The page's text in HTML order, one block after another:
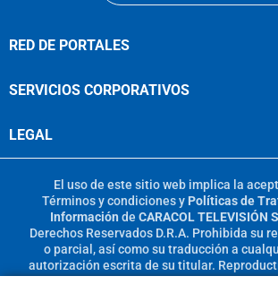
RED DE PORTALES
SERVICIOS CORPORATIVOS
LEGAL
El uso de este sitio web implica la
Términos y condicionesy Políticas de
Información de CARACOL TELEVISIÓN
Derechos Reservados D.R.A. Prohibida su
o parcial, así como su traducción a
autorización escrita de su titular.